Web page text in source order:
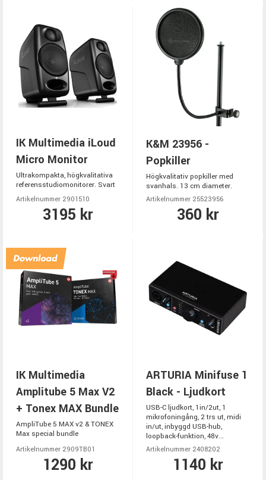
IK Multimedia iLoud
Micro Monitor
Ultrakompakta, högkvalitativa
referensstudiomonitorer. Svart
Artikelnummer 2901510
3195 kr
K&M 23956 -
Popkiller
Högkvalitativ popkiller med
svanhals. 13 cm diameter.
Artikelnummer 25523956
360 kr
IK Multimedia
Amplitube 5 Max V2
+ Tonex MAX Bundle
AmpliTube 5 MAX v2 & TONEX
Max special bundle
Artikelnummer 2909TB01
1290 kr
ARTURIA Minifuse 1
Black - Ljudkort
USB-C ljudkort, 1in/2ut, 1
mikrofoningång, 2 trs ut, midi
in/ut, inbyggd USB-hub,
loopback-funktion, 48v...
Artikelnummer 2408202
1140 kr